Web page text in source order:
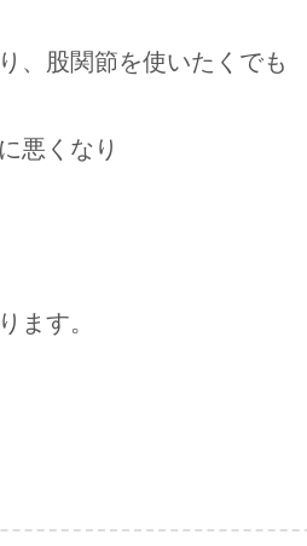
、股関節を使いたくでも
悪くなり
ます。